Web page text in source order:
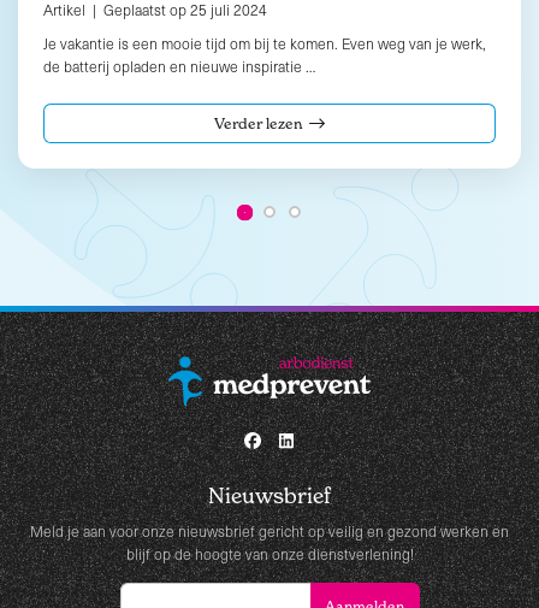
Artikel | Geplaatst op 25 juli 2024
Je vakantie is een mooie tijd om bij te komen. Even weg van je werk,
de batterij opladen en nieuwe inspiratie …
Verder lezen
Nieuwsbrief
Meld je aan voor onze nieuwsbrief gericht op veilig en gezond werken en
blijf op de hoogte van onze dienstverlening!